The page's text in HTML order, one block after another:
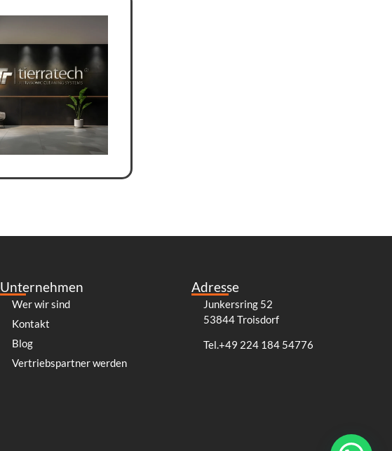
Unternehmen
Wer wir sind
Kontakt
Blog
Vertriebspartner werden
Adresse
Junkersring 52
53844 Troisdorf
Tel.+49 224 184 54776